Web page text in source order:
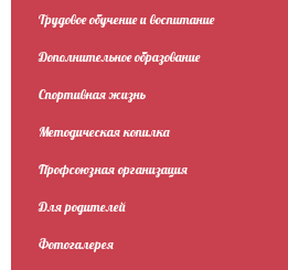
Трудовое обучение и воспитание
Дополнительное образование
Спортивная жизнь
Методическая копилка
Профсоюзная организация
Для родителей
Фотогалерея